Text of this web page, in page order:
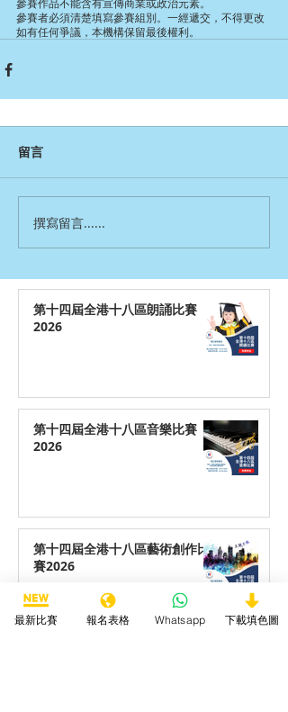
參賽者必須清楚填寫參賽組別。一經遞交，不得更改
如有任何爭議，本機構保留最後權利。
留言
撰寫留言......
第十四屆全港十八區朗誦比賽
2026
第十四屆全港十八區音樂比賽
2026
第十四屆全港十八區藝術創作比
賽2026
最新比賽 報名表格 Whatsapp 下載填色圖